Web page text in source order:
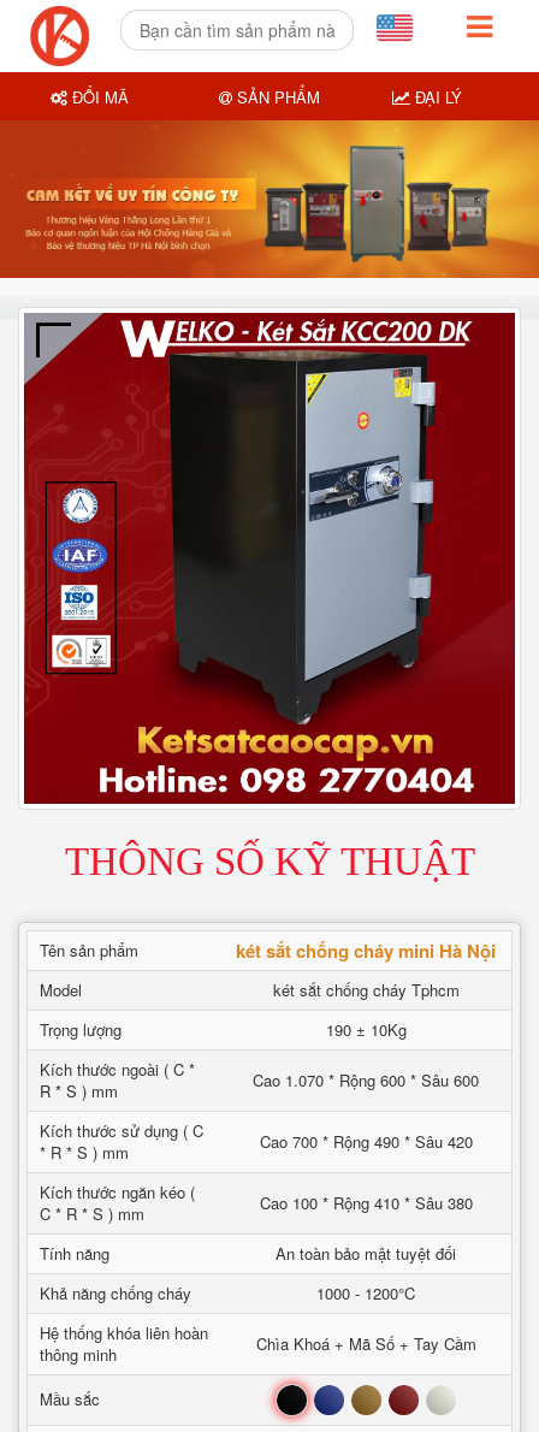
THÔNG SỐ KỸ THUẬT
Tên sản phẩm két sắt chống cháy mini Hà Nội
Model
két sắt chống cháy Tphcm
Trọng lượng
190 ± 10Kg
Kích thước ngoài ( C *
R * S ) mm
Cao 1.070 * Rộng 600 * Sâu 600
Kích thước sử dụng ( C
* R * S ) mm
Cao 700 * Rộng 490 * Sâu 420
Kích thước ngăn kéo (
C * R * S ) mm
Cao 100 * Rộng 410 * Sâu 380
Tính năng
An toàn bảo mật tuyệt đối
Khả năng chống cháy
1000 - 1200°C
Hệ thống khóa liên hoàn
thông minh
Chìa Khoá + Mã Số + Tay Cầm
Mầu sắc Đen Xanh Nâu Đỏ Trắng
ĐỔI MÃ SẢN PHẨM ĐẠI LÝ